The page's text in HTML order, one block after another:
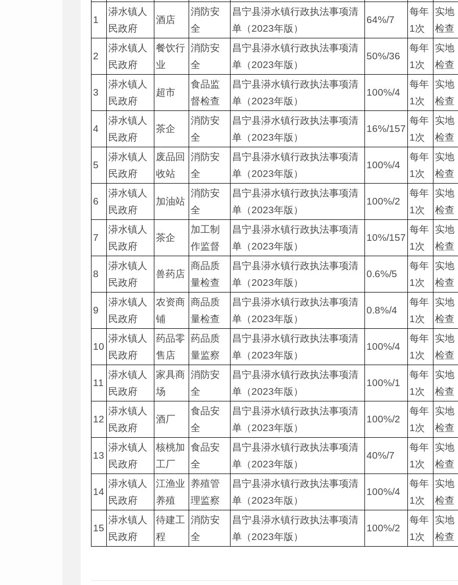
1
漭水镇人
民政府
酒店
消防安
全
昌宁县漭水镇行政执法事项清
单（2023年版）
64%/7
每年
1次
实地
检查
2
漭水镇人
民政府
餐饮行
业
消防安
全
昌宁县漭水镇行政执法事项清
单（2023年版）
50%/36
每年
1次
实地
检查
3
漭水镇人
民政府
超市
食品监
督检查
昌宁县漭水镇行政执法事项清
单（2023年版）
100%/4
每年
1次
实地
检查
4
漭水镇人
民政府
茶企
消防安
全
昌宁县漭水镇行政执法事项清
单（2023年版）
16%/157
每年
1次
实地
检查
5
漭水镇人
民政府
废品回
收站
消防安
全
昌宁县漭水镇行政执法事项清
单（2023年版）
100%/4
每年
1次
实地
检查
6
漭水镇人
民政府
加油站
消防安
全
昌宁县漭水镇行政执法事项清
单（2023年版）
100%/2
每年
1次
实地
检查
7
漭水镇人
民政府
茶企
加工制
作监督
昌宁县漭水镇行政执法事项清
单（2023年版）
10%/157
每年
1次
实地
检查
8
漭水镇人
民政府
兽药店
商品质
量检查
昌宁县漭水镇行政执法事项清
单（2023年版）
0.6%/5
每年
1次
实地
检查
9
漭水镇人
民政府
农资商
铺
商品质
量检查
昌宁县漭水镇行政执法事项清
单（2023年版）
0.8%/4
每年
1次
实地
检查
10
漭水镇人
民政府
药品零
售店
药品质
量监察
昌宁县漭水镇行政执法事项清
单（2023年版）
100%/4
每年
1次
实地
检查
11
漭水镇人
民政府
家具商
场
消防安
全
昌宁县漭水镇行政执法事项清
单（2023年版）
100%/1
每年
1次
实地
检查
12
漭水镇人
民政府
酒厂
食品安
全
昌宁县漭水镇行政执法事项清
单（2023年版）
100%/2
每年
1次
实地
检查
13
漭水镇人
民政府
核桃加
工厂
食品安
全
昌宁县漭水镇行政执法事项清
单（2023年版）
40%/7
每年
1次
实地
检查
14
漭水镇人
民政府
江渔业
养殖
养殖管
理监察
昌宁县漭水镇行政执法事项清
单（2023年版）
100%/4
每年
1次
实地
检查
15
漭水镇人
民政府
待建工
程
消防安
全
昌宁县漭水镇行政执法事项清
单（2023年版）
100%/2
每年
1次
实地
检查